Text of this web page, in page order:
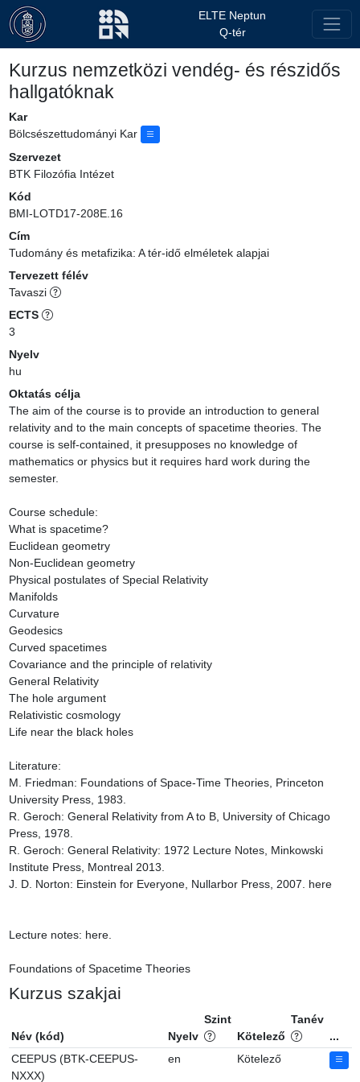
ELTE Neptun
Q-tér
Kurzus nemzetközi vendég- és részidős
hallgatóknak
Kar
Bölcsészettudományi Kar
Szervezet
BTK Filozófia Intézet
Kód
BMI-LOTD17-208E.16
Cím
Tudomány és metafizika: A tér-idő elméletek alapjai
Tervezett félév
Tavaszi
ECTS
3
Nyelv
hu
Oktatás célja
The aim of the course is to provide an introduction to general
relativity and to the main concepts of spacetime theories. The
course is self-contained, it presupposes no knowledge of
mathematics or physics but it requires hard work during the
semester.
Course schedule:
What is spacetime?
Euclidean geometry
Non-Euclidean geometry
Physical postulates of Special Relativity
Manifolds
Curvature
Geodesics
Curved spacetimes
Covariance and the principle of relativity
General Relativity
The hole argument
Relativistic cosmology
Life near the black holes
Literature:
M. Friedman: Foundations of Space-Time Theories, Princeton
University Press, 1983.
R. Geroch: General Relativity from A to B, University of Chicago
Press, 1978.
R. Geroch: General Relativity: 1972 Lecture Notes, Minkowski
Institute Press, Montreal 2013.
J. D. Norton: Einstein for Everyone, Nullarbor Press, 2007. here
Lecture notes: here.
Foundations of Spacetime Theories
Kurzus szakjai
Név (kód) Nyelv
Szint
Kötelező
Tanév
...
CEEPUS (BTK-CEEPUS-
NXXX)
en Kötelező